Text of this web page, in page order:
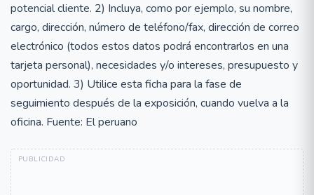
potencial cliente. 2) Incluya, como por ejemplo, su nombre,
cargo, dirección, número de teléfono/fax, dirección de correo
electrónico (todos estos datos podrá encontrarlos en una
tarjeta personal), necesidades y/o intereses, presupuesto y
oportunidad. 3) Utilice esta ficha para la fase de
seguimiento después de la exposición, cuando vuelva a la
oficina. Fuente: El peruano